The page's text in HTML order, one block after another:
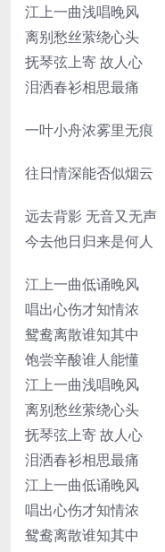
江上一曲浅唱晚风
离别愁丝萦绕心头
抚琴弦上寄 故人心
泪洒春衫相思最痛
一叶小舟浓雾里无痕
往日情深能否似烟云
远去背影 无音又无声
今去他日归来是何人
江上一曲低诵晚风
唱出心伤才知情浓
鸳鸯离散谁知其中
饱尝辛酸谁人能懂
江上一曲浅唱晚风
离别愁丝萦绕心头
抚琴弦上寄 故人心
泪洒春衫相思最痛
江上一曲低诵晚风
唱出心伤才知情浓
鸳鸯离散谁知其中